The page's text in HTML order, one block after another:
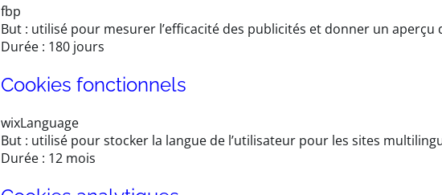
fbp
But : utilisé pour mesurer l’efficacité des publicités et donner un aperçu
Durée : 180 jours
Cookies fonctionnels
wixLanguage
But : utilisé pour stocker la langue de l’utilisateur pour les sites
Durée : 12 mois